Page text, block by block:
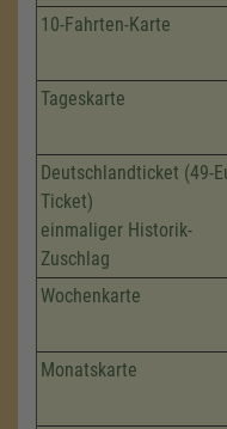
10-Fahrten-Karte
Tageskarte
Deutschlandticket (49-
Ticket)
einmaliger Historik-
Zuschlag
Wochenkarte
Monatskarte